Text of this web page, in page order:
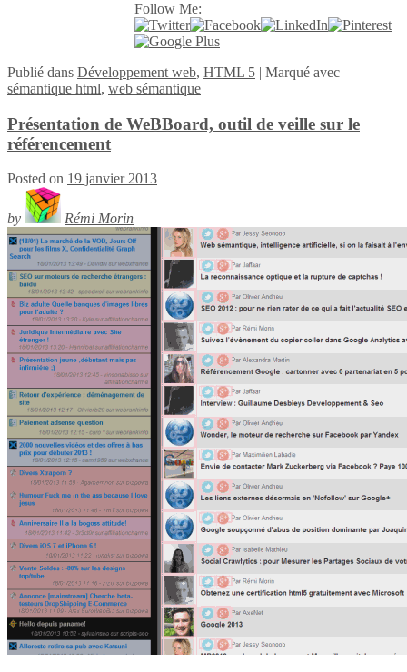
Follow Me:
Publié dans Développement web, HTML 5 | Marqué avec
sémantique html, web sémantique
Présentation de WeBBoard, outil de veille sur le
référencement
Posted on 19 janvier 2013
by Rémi Morin